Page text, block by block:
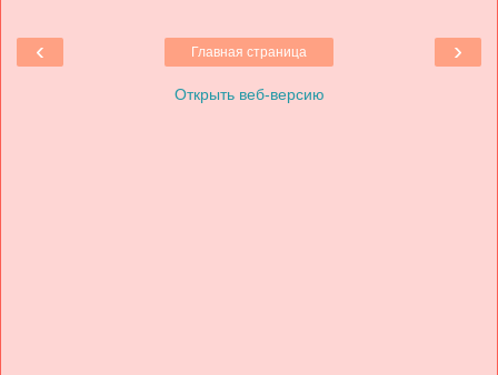
‹ ›
Главная страница
Открыть веб-версию